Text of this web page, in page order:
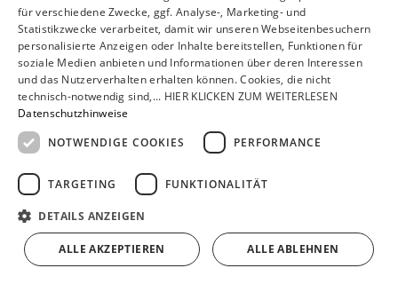
von Wärmepumpenstrompreis und dem Preis der
alternativen fossilen Brennstoffe abhängig. Eine
Erdwärmepumpenanlage mit einer Jahresarbeitszahl
von mindestens 4,0 kann bei den heutigen Preisen bis
zu 50 Prozent der Energiekosten einsparen. Im Schnitt
amortisiert sich eine Wärmepumpe nach etwa 10
Jahren.
Einsparungen berechnen
Kosten berechnen
für verschiedene Zwecke, ggf. Analyse-, Marketing- und
Statistikzwecke verarbeitet, damit wir unseren Webseitenbesuchern
personalisierte Anzeigen oder Inhalte bereitstellen, Funktionen für
soziale Medien anbieten und Informationen über deren Interessen
und das Nutzerverhalten erhalten können. Cookies, die nicht
technisch-notwendig sind,... HIER KLICKEN ZUM WEITERLESEN
Datenschutzhinweise
NOTWENDIGE COOKIES
PERFORMANCE
TARGETING FUNKTIONALITÄT
DETAILS ANZEIGEN
ALLE AKZEPTIEREN ALLE ABLEHNEN